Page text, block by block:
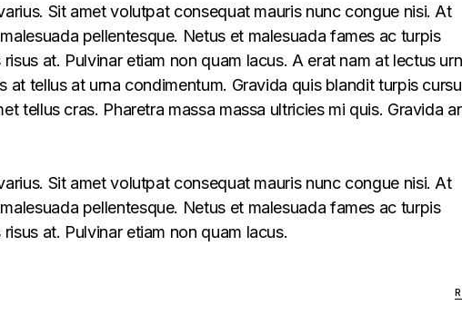
Sit amet volutpat consequat mauris nunc congue nisi. At
pellentesque. Netus et malesuada fames ac turpis
at. Pulvinar etiam non quam lacus. A erat nam at lectus
at tellus at urna condimentum. Gravida quis blandit turpis
tellus cras. Pharetra massa massa ultricies mi quis. Gravida
Sit amet volutpat consequat mauris nunc congue nisi. At
pellentesque. Netus et malesuada fames ac turpis
at. Pulvinar etiam non quam lacus.